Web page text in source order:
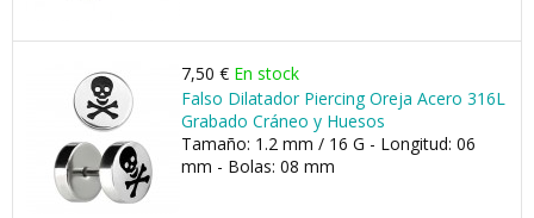
7,50 € En stock
Falso Dilatador Piercing Oreja Acero 316L
Grabado Cráneo y Huesos
Tamaño: 1.2 mm / 16 G - Longitud: 06
mm - Bolas: 08 mm